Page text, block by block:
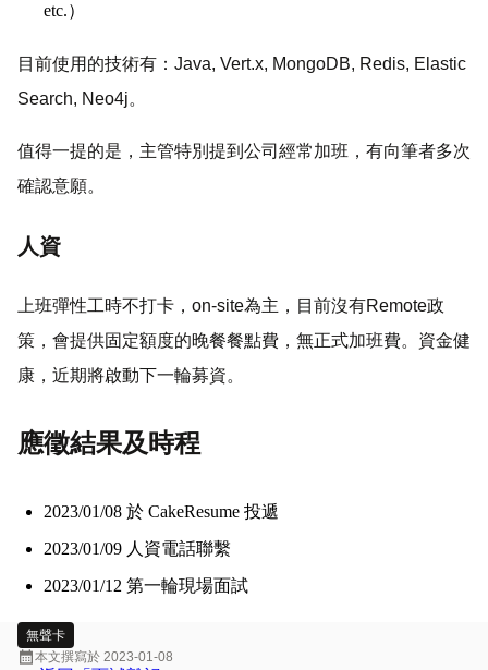
etc.）
目前使用的技術有：Java, Vert.x, MongoDB, Redis, Elastic
Search, Neo4j。
值得一提的是，主管特別提到公司經常加班，有向筆者多次
確認意願。
人資
上班彈性工時不打卡，on-site為主，目前沒有Remote政
策，會提供固定額度的晚餐餐點費，無正式加班費。資金健
康，近期將啟動下一輪募資。
應徵結果及時程
2023/01/08 於 CakeResume 投遞
2023/01/09 人資電話聯繫
2023/01/12 第一輪現場面試
無聲卡
calendar_month本文撰寫於 2023-01-08